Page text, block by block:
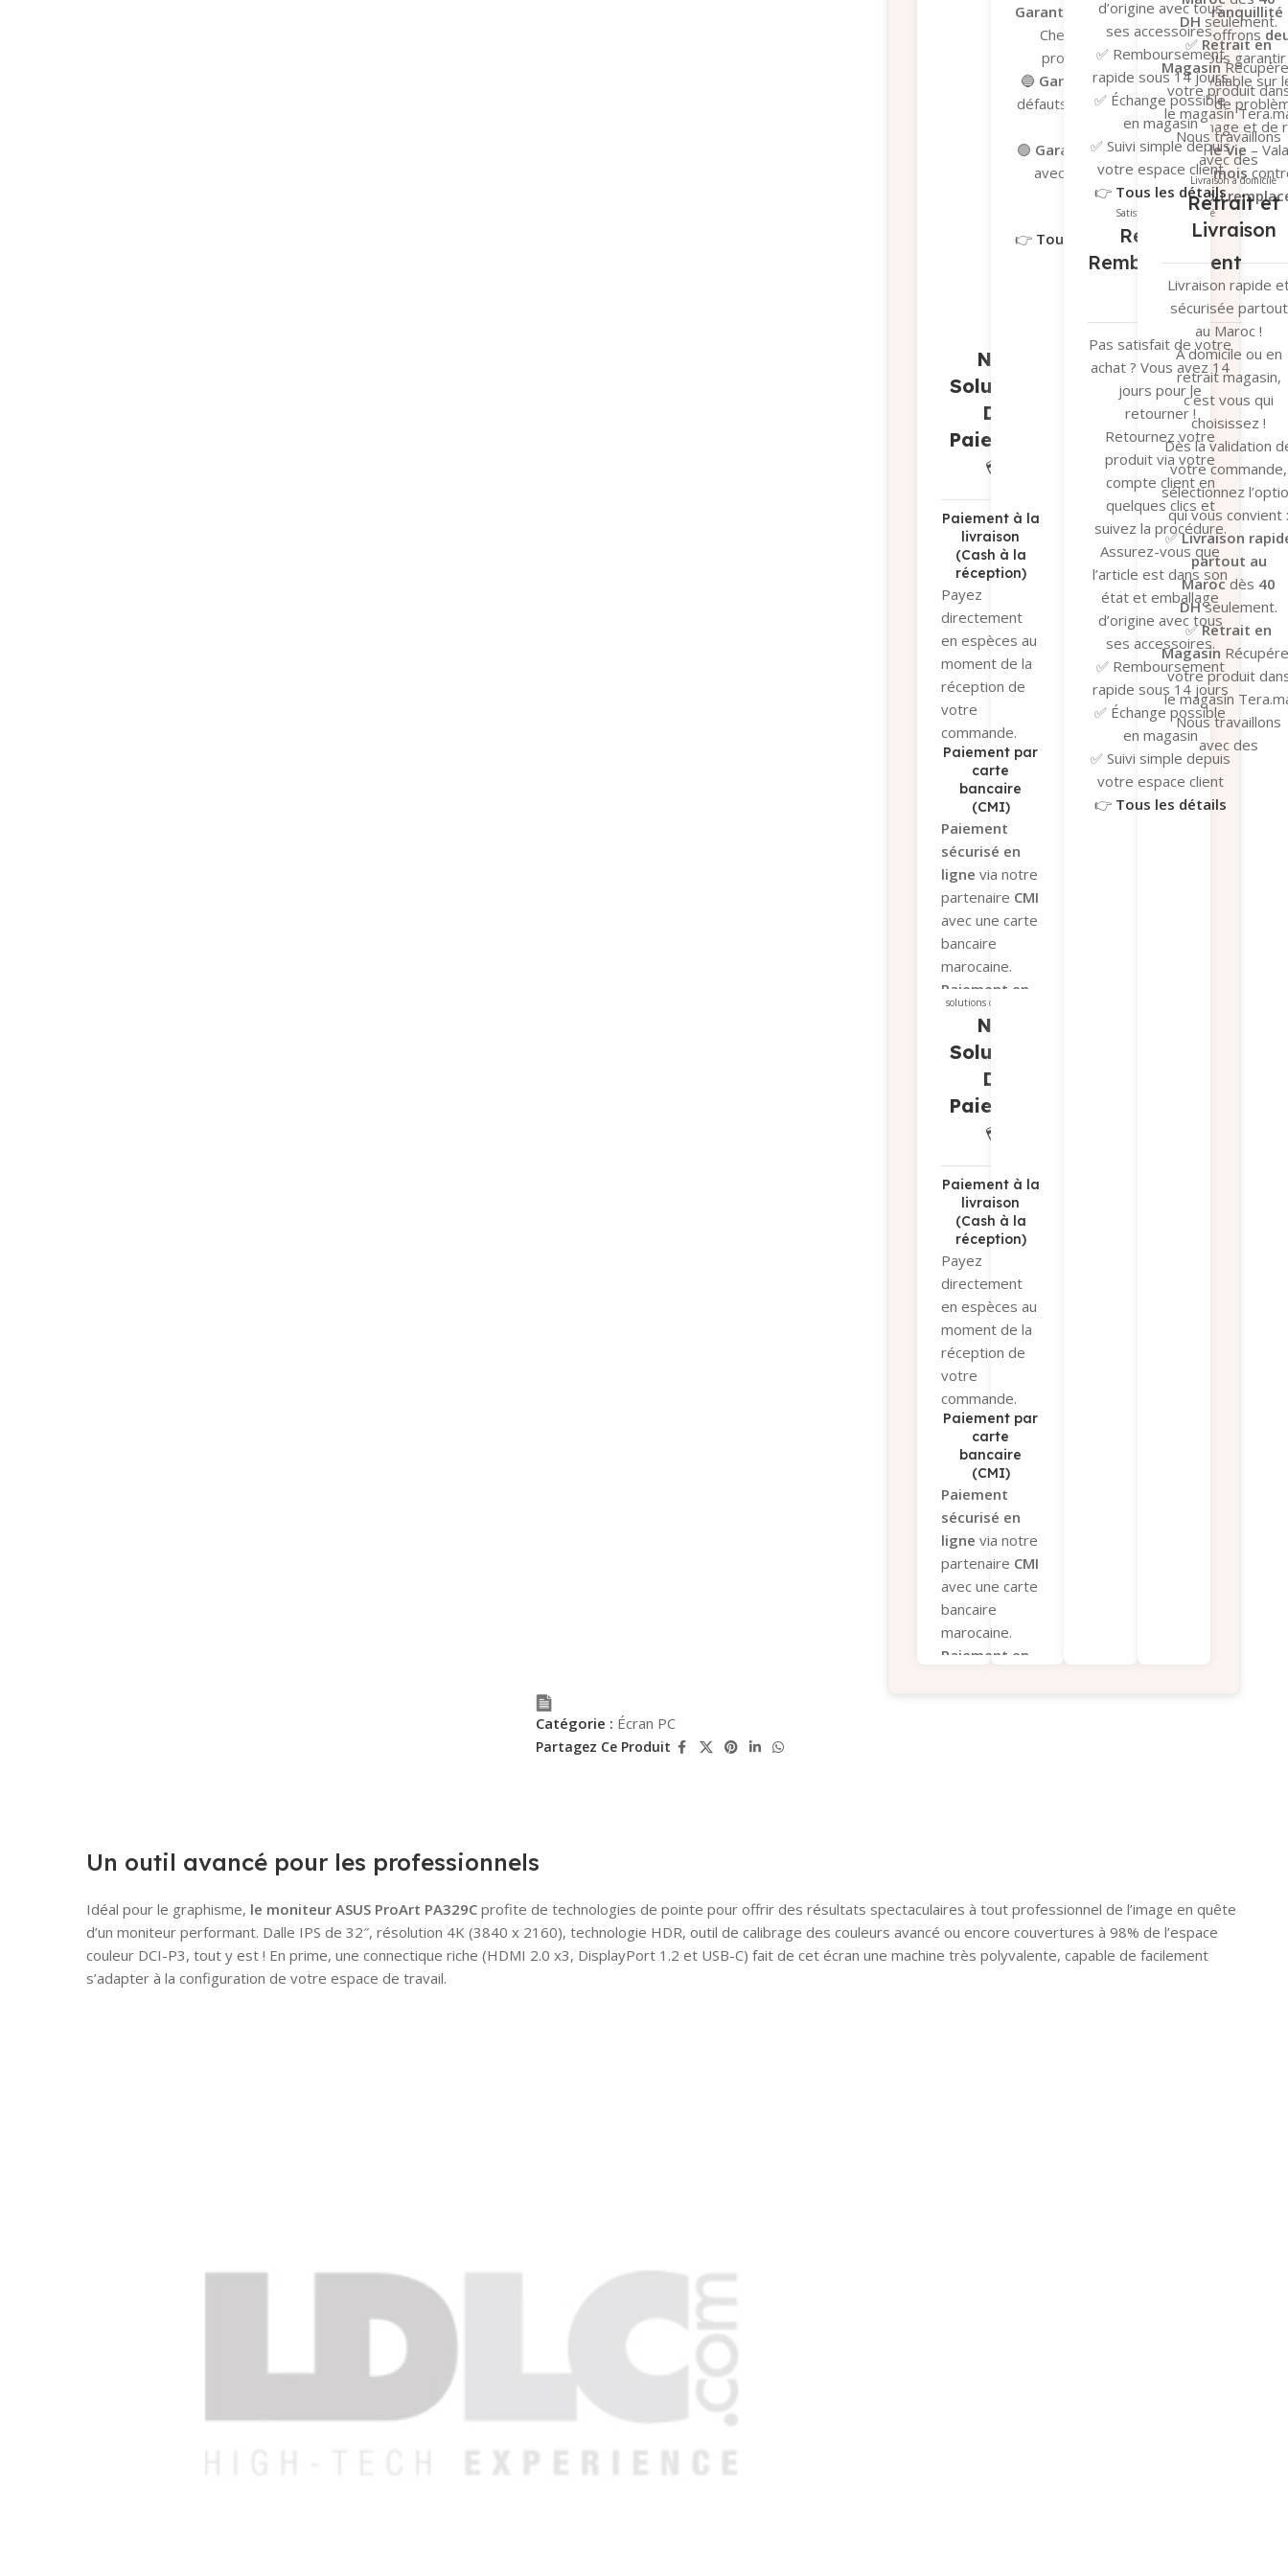
Nos
Solutions
De
Paiement
💳
Paiement à la
livraison
(Cash à la
réception)
Payez
directement
en espèces au
moment de la
réception de
votre
commande.
Paiement par
carte
bancaire
(CMI)
Paiement
sécurisé en
ligne via notre
partenaire CMI
avec une carte
bancaire
marocaine.
Paiement en
magasin
vous préférez
récupérer
commande sur
virement
bancaire
Sélectionnez «
Paiement par
virement » et
recevez nos
bancaires par
WhatsApp.
Uniquement
Virement
Interbancaire
Immédiat.
Envoyez-nous
lapreuve de
paiement
pour
validation.
Paiement sous
12 heures
souhaitant
régler leurs
achats par
solutions de paiement
Nos
Solutions
De
Paiement
💳
Paiement à la
livraison
(Cash à la
réception)
Payez
directement
en espèces au
moment de la
réception de
votre
commande.
Paiement par
carte
bancaire
(CMI)
Paiement
sécurisé en
ligne via notre
partenaire CMI
avec une carte
bancaire
marocaine.
Paiement en
virement » et
recevez nos
coordonnées
Garanties Tera.ma – Votre tranquillité
Chez
Tera.ma, nous vous offrons
protéger vos achats et vous
🔵 Garantie du fabricant– Valable sur
défauts de fabrication. En cas de
processus de dépannage et
🟢 Garantie Tera.ma Seconde Vie –
avec
une couverture de 6 mois
réparation ou
Garantie du fabricant​
👉 Tous les détails ici
d’origine avec tous
ses accessoires.
✅ Remboursement
rapide sous 14 jours
✅ Échange possible
en magasin
✅ Suivi simple depuis
votre espace client
👉 Tous les détails
Satisfait ou remboursé
Retour et
Remboursement
🔄
Pas satisfait de votre
achat ? Vous avez 14
jours pour le
retourner !
Retournez votre
produit via votre
compte client en
quelques clics et
suivez la procédure.
Assurez-vous que
l’article est dans son
état et emballage
d’origine avec tous
ses accessoires.
✅ Remboursement
rapide sous 14 jours
✅ Échange possible
en magasin
✅ Suivi simple depuis
votre espace client
👉 Tous les détails
DH seulement.
✅ Retrait en
Magasin
votre produit
le magasin
Nous travaillons
avec des
transporteurs
fiables pour
un suivi en temps
optimale de votre
colis.
👉Tous les
ici
Livraison à domicile
Retrait et
Livraison
Livraison rapide
sécurisée partout
au Maroc !
À domicile ou en
retrait magasin,
c’est vous qui
choisissez !
Dès la validation
votre commande,
sélectionnez
qui vous convient
✅Livraison
partout au
Marocdès 40
DHseulement.
✅Retrait en
Magasin
votre produit
le magasin
Nous travaillons
avec des
transporteurs
fiables pour
un suivi en temps
Catégorie : Écran PC
Partagez Ce Produit
Un outil avancé pour les professionnels
Idéal pour le graphisme, le moniteur ASUS ProArt PA329C profite de technologies de pointe pour offrir des résultats spectaculaires à tout professionnel de l’image en quête
d’un moniteur performant. Dalle IPS de 32″, résolution 4K (3840 x 2160), technologie HDR, outil de calibrage des couleurs avancé ou encore couvertures à 98% de l’espace
couleur DCI-P3, tout y est ! En prime, une connectique riche (HDMI 2.0 x3, DisplayPort 1.2 et USB-C) fait de cet écran une machine très polyvalente, capable de facilement
s’adapter à la configuration de votre espace de travail.